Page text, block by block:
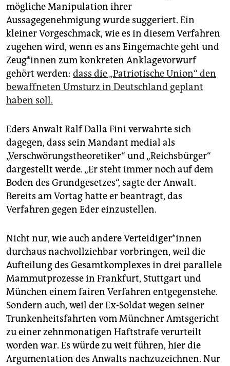
mögliche Manipulation ihrer
Aussagegenehmigung wurde suggeriert. Ein
kleiner Vorgeschmack, wie es in diesem Verfahren
zugehen wird, wenn es ans Eingemachte geht und
Zeu­g*in­nen zum konkreten Anklagevorwurf
gehört werden: dass die „Patriotische Union“ den
bewaffneten Umsturz in Deutschland geplant
haben soll.
Eders Anwalt Ralf Dalla Fini verwahrte sich
dagegen, dass sein Mandant medial als
„Verschwörungstheoretiker“ und „Reichsbürger“
dargestellt werde. „Er steht immer noch auf dem
Boden des Grundgesetzes“, sagte der Anwalt.
Bereits am Vortag hatte er beantragt, das
Verfahren gegen Eder einzustellen.
Nicht nur, wie auch andere Ver­tei­di­ge­r*in­nen
durchaus nachvollziehbar vorbringen, weil die
Aufteilung des Gesamtkomplexes in drei parallele
Mammutprozesse in Frankfurt, Stuttgart und
München einem fairen Verfahren entgegenstehe.
Sondern auch, weil der Ex-Soldat wegen seiner
Trunkenheitsfahrten vom Münchner Amtsgericht
zu einer zehnmonatigen Haftstrafe verurteilt
worden war. Es würde zu weit führen, hier die
Argumentation des Anwalts nachzuzeichnen. Nur